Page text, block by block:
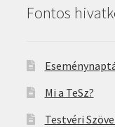
Fontos
Mi a TeSz?
Testvéri